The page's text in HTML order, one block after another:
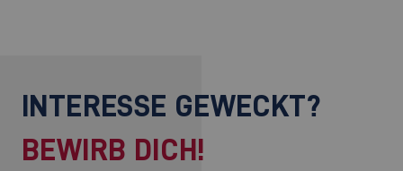
INTERESSE GEWECKT?
BEWIRB DICH!